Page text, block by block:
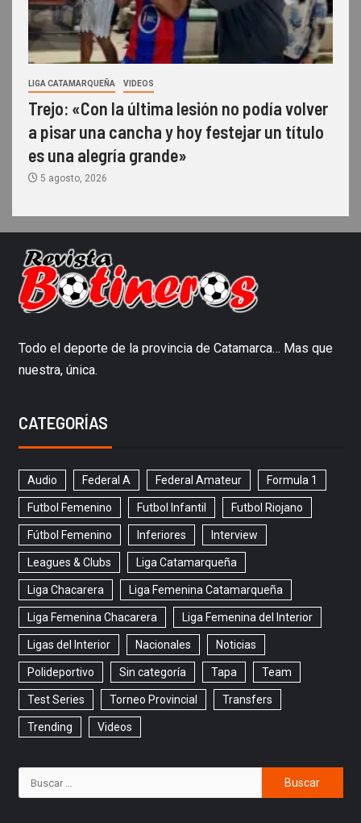
LIGA CATAMARQUEÑA VIDEOS
Trejo: «Con la última lesión no podía volver
a pisar una cancha y hoy festejar un título
es una alegría grande»
5 agosto, 2026
Todo el deporte de la provincia de Catamarca… Mas que
nuestra, única.
CATEGORÍAS
Audio Federal A Federal Amateur Formula 1
Futbol Femenino Futbol Infantil Futbol Riojano
Fútbol Femenino Inferiores Interview
Leagues & Clubs Liga Catamarqueña
Liga Chacarera Liga Femenina Catamarqueña
Liga Femenina Chacarera Liga Femenina del Interior
Ligas del Interior Nacionales Noticias
Polideportivo Sin categoría Tapa Team
Test Series Torneo Provincial Transfers
Trending Videos